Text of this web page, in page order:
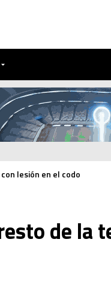
lesión en el codo
de la